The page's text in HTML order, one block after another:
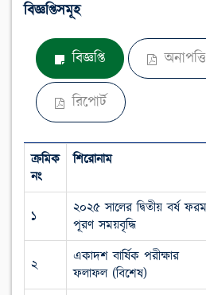
বিজ্ঞপ্তিসমূহ
বিজ্ঞপ্তি
রিপোর্ট
ক্রমিক
নং
শিরোনাম
১
২০২৫ সালের দ্বিতীয় বর্ষ ফরম
পূরণ সময়বৃদ্ধি
২
একাদশ বার্ষিক পরীক্ষার
ফলাফল (বিশেষ)